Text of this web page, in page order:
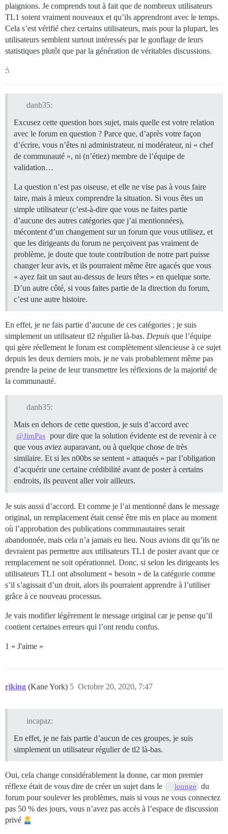
plaignions. Je comprends tout à fait que de nombreux utilisateurs
TL1 soient vraiment nouveaux et qu’ils apprendront avec le temps.
Cela s’est vérifié chez certains utilisateurs, mais pour la plupart, les
utilisateurs semblent surtout intéressés par le gonflage de leurs
statistiques plutôt que par la génération de véritables discussions.
:\
danb35:
Excusez cette question hors sujet, mais quelle est votre relation
avec le forum en question ? Parce que, d’après votre façon
d’écrire, vous n’êtes ni administrateur, ni modérateur, ni « chef
de communauté », ni (n’étiez) membre de l’équipe de
validation…
La question n’est pas oiseuse, et elle ne vise pas à vous faire
taire, mais à mieux comprendre la situation. Si vous êtes un
simple utilisateur (c’est-à-dire que vous ne faites partie
d’aucune des autres catégories que j’ai mentionnées),
mécontent d’un changement sur un forum que vous utilisez, et
que les dirigeants du forum ne perçoivent pas vraiment de
problème, je doute que toute contribution de notre part puisse
changer leur avis, et ils pourraient même être agacés que vous
« ayez fait un saut au-dessus de leurs têtes » en quelque sorte.
D’un autre côté, si vous faites partie de la direction du forum,
c’est une autre histoire.
En effet, je ne fais partie d’aucune de ces catégories ; je suis
simplement un utilisateur tl2 régulier là-bas. Depuis que l’équipe
qui gère réellement le forum est complètement silencieuse à ce sujet
depuis les deux derniers mois, je ne vais probablement même pas
prendre la peine de leur transmettre les réflexions de la majorité de
la communauté.
danb35:
Mais en dehors de cette question, je suis d’accord avec
@JimPas pour dire que la solution évidente est de revenir à ce
que vous aviez auparavant, ou à quelque chose de très
similaire. Et si les n00bs se sentent « attaqués » par l’obligation
d’acquérir une certaine crédibilité avant de poster à certains
endroits, ils peuvent aller voir ailleurs.
Je suis aussi d’accord. Et comme je l’ai mentionné dans le message
original, un remplacement était censé être mis en place au moment
où l’approbation des publications communautaires serait
abandonnée, mais cela n’a jamais eu lieu. Nous avions dit qu’ils ne
devraient pas permettre aux utilisateurs TL1 de poster avant que ce
remplacement ne soit opérationnel. Donc, si selon les dirigeants les
utilisateurs TL1 ont absolument « besoin » de la catégorie comme
s’il s’agissait d’un droit, alors ils pourraient apprendre à l’utiliser
grâce à ce nouveau processus.
Je vais modifier légèrement le message original car je pense qu’il
contient certaines erreurs qui l’ont rendu confus.
1 « J'aime »
riking (Kane York) Octobre 20, 2020, 7:47
5
incapaz:
En effet, je ne fais partie d’aucun de ces groupes, je suis
simplement un utilisateur régulier de tl2 là-bas.
Oui, cela change considérablement la donne, car mon premier
réflexe était de vous dire de créer un sujet dans le
lounge
du
forum pour soulever les problèmes, mais si vous ne vous connectez
pas 50 % des jours, vous n’avez pas accès à l’espace de discussion
privé